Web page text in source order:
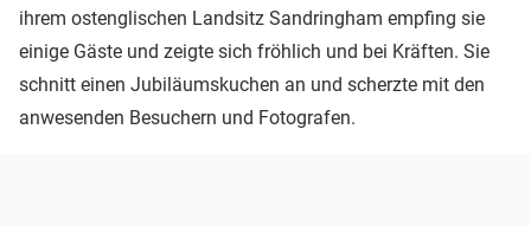
ihrem ostenglischen Landsitz Sandringham empfing sie
einige Gäste und zeigte sich fröhlich und bei Kräften. Sie
schnitt einen Jubiläumskuchen an und scherzte mit den
anwesenden Besuchern und Fotografen.